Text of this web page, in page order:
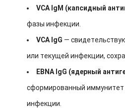
VCA IgM (капсидный
фазы инфекции.
VCA IgG —
или текущей инфекции,
EBNA IgG (ядерный
сформированный иммунитет
инфекции.